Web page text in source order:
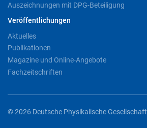
Auszeichnungen mit DPG-Beteiligung
Veröffentlichungen
Aktuelles
Publikationen
Magazine und Online-Angebote
Fachzeitschriften
© 2026 Deutsche Physikalische Gesellschaft